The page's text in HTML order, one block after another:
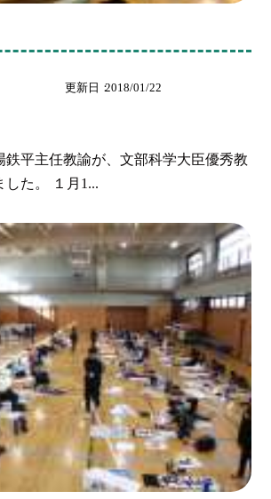
更新日 2018/01/22
鉄平主任教諭が、文部科学大臣優秀教
した。 １月1...